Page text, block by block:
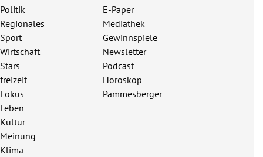
Politik
Regionales
Sport
Wirtschaft
Stars
freizeit
Fokus
Leben
Kultur
Meinung
Klima
E-Paper
Mediathek
Gewinnspiele
Newsletter
Podcast
Horoskop
Pammesberger